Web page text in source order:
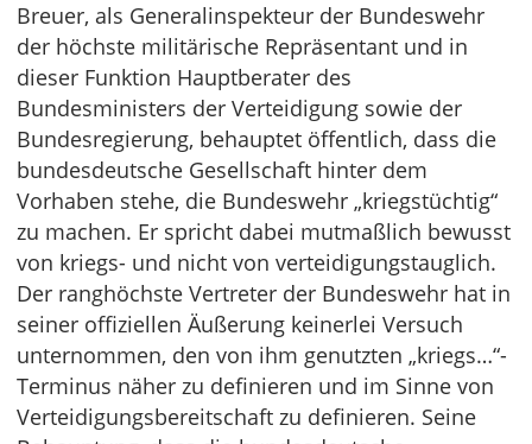
Breuer, als Generalinspekteur der Bundeswehr
der höchste militärische Repräsentant und in
dieser Funktion Hauptberater des
Bundesministers der Verteidigung sowie der
Bundesregierung, behauptet öffentlich, dass die
bundesdeutsche Gesellschaft hinter dem
Vorhaben stehe, die Bundeswehr „kriegstüchtig“
zu machen. Er spricht dabei mutmaßlich bewusst
von kriegs- und nicht von verteidigungstauglich.
Der ranghöchste Vertreter der Bundeswehr hat in
seiner offiziellen Äußerung keinerlei Versuch
unternommen, den von ihm genutzten „kriegs…“-
Terminus näher zu definieren und im Sinne von
Verteidigungsbereitschaft zu definieren. Seine